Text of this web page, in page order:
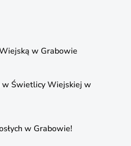
w Grabowie
w Świetlicy Wiejskiej w
w Grabowie!